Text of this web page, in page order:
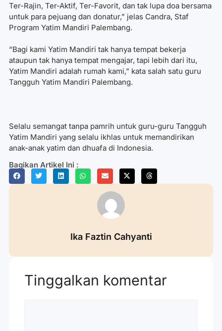
Ter-Rajin, Ter-Aktif, Ter-Favorit, dan tak lupa doa bersama
untuk para pejuang dan donatur,” jelas Candra, Staf
Program Yatim Mandiri Palembang.
“Bagi kami Yatim Mandiri tak hanya tempat bekerja
ataupun tak hanya tempat mengajar, tapi lebih dari itu,
Yatim Mandiri adalah rumah kami,” kata salah satu guru
Tangguh Yatim Mandiri Palembang.
Selalu semangat tanpa pamrih untuk guru-guru Tangguh
Yatim Mandiri yang selalu ikhlas untuk memandirikan
anak-anak yatim dan dhuafa di Indonesia.
Bagikan Artikel Ini :
Ika Faztin Cahyanti
Tinggalkan komentar